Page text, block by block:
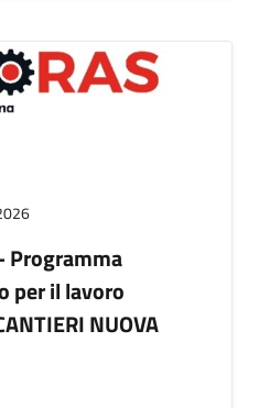
Programma
per il lavoro
NUOVA